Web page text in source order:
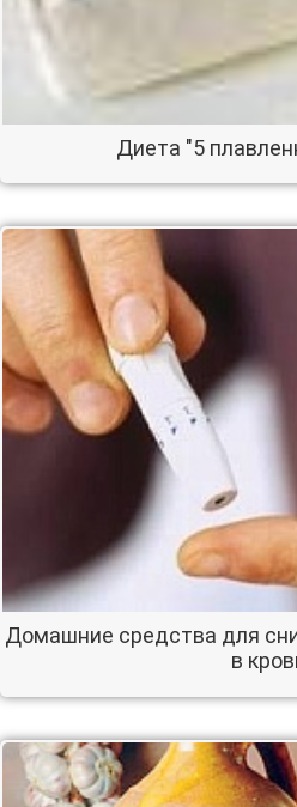
Диета "5
Домашние средства для
в